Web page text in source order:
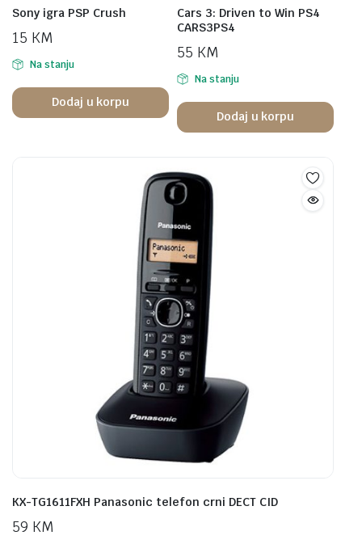
Sony igra PSP Crush
15 KM
Na stanju
Dodaj u korpu
Cars 3: Driven to Win PS4
CARS3PS4
55 KM
Na stanju
Dodaj u korpu
KX-TG1611FXH Panasonic telefon crni DECT CID
59 KM